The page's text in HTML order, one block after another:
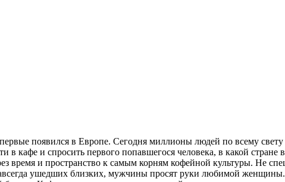
появился в Европе. Сегодня миллионы людей по всему
в кафе и спросить первого попавшегося человека, в какой
время и пространство к самым корням кофейной культуры. Не
ушедших близких, мужчины просят руки любимой